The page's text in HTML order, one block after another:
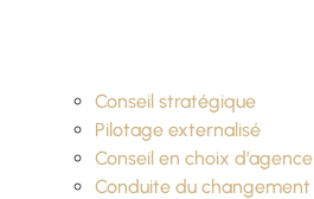
Conseil stratégique
Pilotage externalisé
Conseil en choix d’agence
Conduite du changement